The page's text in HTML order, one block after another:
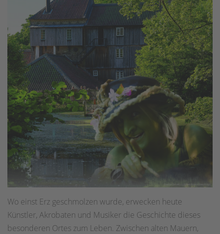
Wo einst Erz geschmolzen wurde, erwecken heute
Künstler, Akrobaten und Musiker die Geschichte dieses
besonderen Ortes zum Leben. Zwischen alten Mauern,